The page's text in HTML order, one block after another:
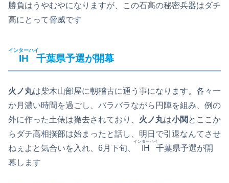
勝負はうやむやになりますが、この石高の秘密兵器はダチ
高にとって脅威です
IH
インターハイ
千葉県予選が開幕
火ノ丸は柴木山部屋に朝稽古に通う事になります。各々一
か月濃い時間を過ごし、バラバラながら円陣を組み、例の
外に作った土俵は撤去されており、 火ノ丸は小関 とここか
らダチ高相撲部は始まったと話し、明日で引退なんてさせ
ねぇよと気合いを入れ、6月下旬、
IH
インターハイ
千葉県予選が開
幕します